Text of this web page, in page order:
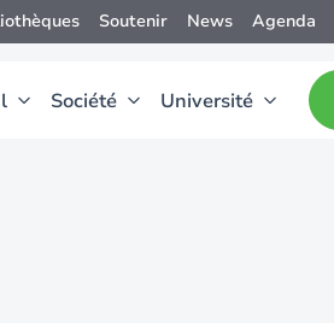
Soutenir News Agenda
Société Université